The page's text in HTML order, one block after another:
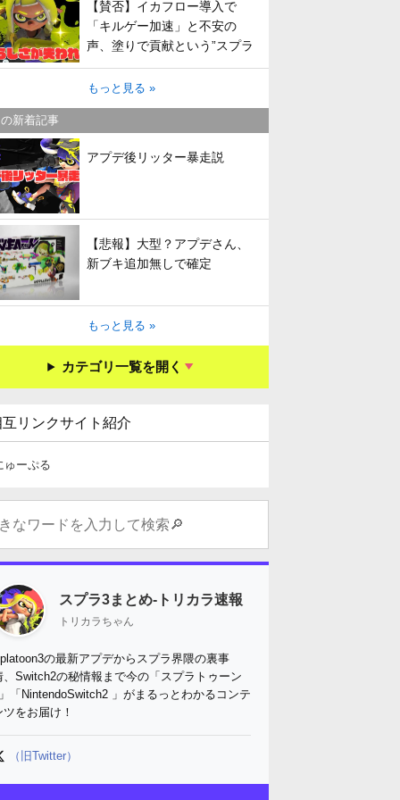
【賛否】イカフロー導入で
「キルゲー加速」と不安の
声、塗りで貢献という”スプラ
らしさ”は失われてしまうのか
もっと見る »
新着記事
アプデ後リッター暴走説
【悲報】大型？アプデさん、
新ブキ追加無しで確定
もっと見る »
カテゴリ一覧を開く
互リンクサイト紹介
ゅーぷる
スプラ3まとめ-トリカラ速報
トリカラちゃん
の最新アプデからスプラ界隈の裏事
、Switch2の秘情報まで今の「スプラトゥーン
「NintendoSwitch2 」がまるっとわかるコンテ
ツをお届け！
（旧Twitter）